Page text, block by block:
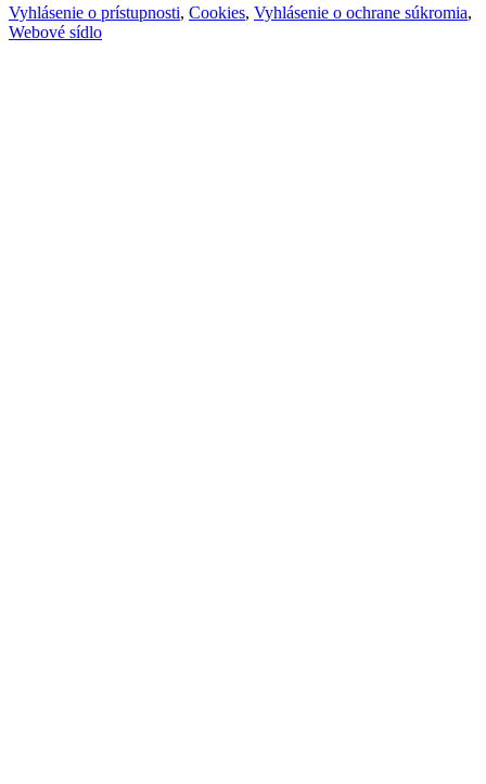
Vyhlásenie o prístupnosti, Cookies, Vyhlásenie o ochrane súkromia,
Webové sídlo